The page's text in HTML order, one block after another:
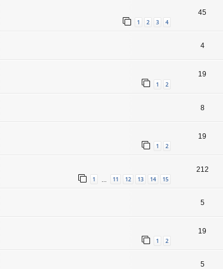
1 2 3 4
45
4
1 2
19
8
1 2
19
1 11 12 13 14 15
212
5
1 2
19
5